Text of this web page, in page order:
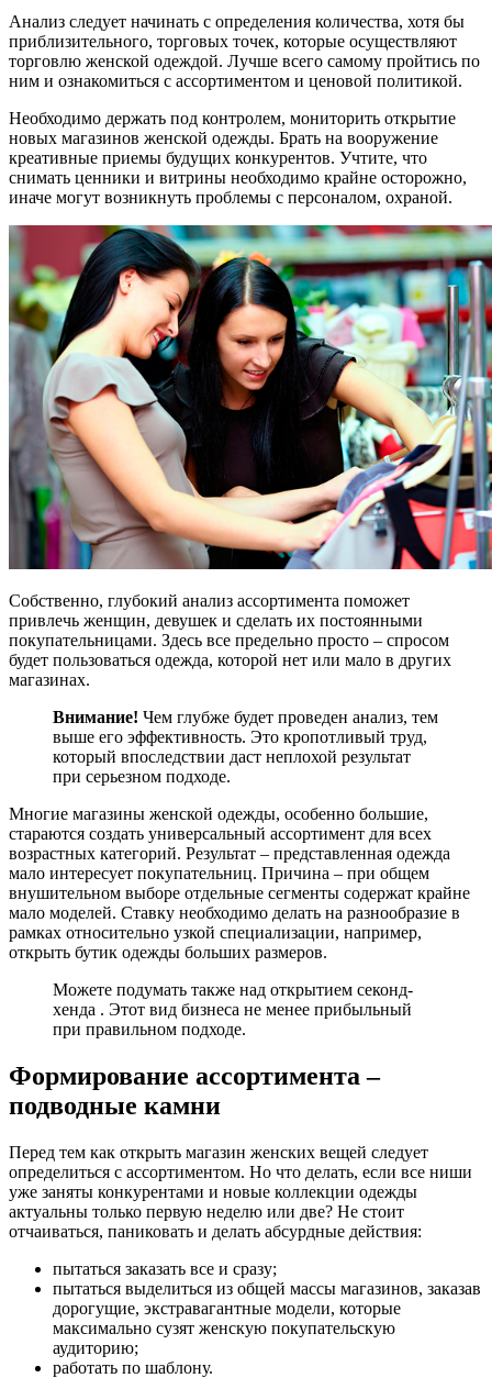
Анализ следует начинать с определения количества, хотя бы
приблизительного, торговых точек, которые осуществляют
торговлю женской одеждой. Лучше всего самому пройтись по
ним и ознакомиться с ассортиментом и ценовой политикой.
Необходимо держать под контролем, мониторить открытие
новых магазинов женской одежды. Брать на вооружение
креативные приемы будущих конкурентов. Учтите, что
снимать ценники и витрины необходимо крайне осторожно,
иначе могут возникнуть проблемы с персоналом, охраной.
Собственно, глубокий анализ ассортимента поможет
привлечь женщин, девушек и сделать их постоянными
покупательницами. Здесь все предельно просто – спросом
будет пользоваться одежда, которой нет или мало в других
магазинах.
Внимание! Чем глубже будет проведен анализ, тем
выше его эффективность. Это кропотливый труд,
который впоследствии даст неплохой результат
при серьезном подходе.
Многие магазины женской одежды, особенно большие,
стараются создать универсальный ассортимент для всех
возрастных категорий. Результат – представленная одежда
мало интересует покупательниц. Причина – при общем
внушительном выборе отдельные сегменты содержат крайне
мало моделей. Ставку необходимо делать на разнообразие в
рамках относительно узкой специализации, например,
открыть бутик одежды больших размеров.
Можете подумать также над открытием секонд-
хенда . Этот вид бизнеса не менее прибыльный
при правильном подходе.
Формирование ассортимента –
подводные камни
Перед тем как открыть магазин женских вещей следует
определиться с ассортиментом. Но что делать, если все ниши
уже заняты конкурентами и новые коллекции одежды
актуальны только первую неделю или две? Не стоит
отчаиваться, паниковать и делать абсурдные действия:
пытаться заказать все и сразу;
пытаться выделиться из общей массы магазинов, заказав
дорогущие, экстравагантные модели, которые
максимально сузят женскую покупательскую
аудиторию;
работать по шаблону.